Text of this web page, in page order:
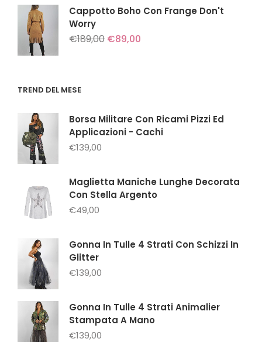
era:
è:
Cappotto Boho Con Frange Don't
Worry
€189,00 Il
prezzo
€89,00
TREND DEL MESE
Borsa Militare Con Ricami Pizzi Ed
Applicazioni - Cachi
€139,00
Maglietta Maniche Lunghe Decorata
Con Stella Argento
€49,00
Gonna In Tulle 4 Strati Con Schizzi In
Glitter
€139,00
Gonna In Tulle 4 Strati Animalier
Stampata A Mano
€139,00